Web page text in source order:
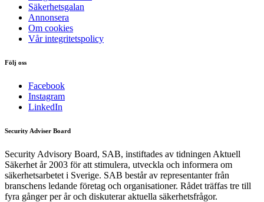
Säkerhetsgalan
Annonsera
Om cookies
Vår integritetspolicy
Följ oss
Facebook
Instagram
LinkedIn
Security Adviser Board
Security Advisory Board, SAB, instiftades av tidningen Aktuell
Säkerhet år 2003 för att stimulera, utveckla och informera om
säkerhetsarbetet i Sverige. SAB består av representanter från
branschens ledande företag och organisationer. Rådet träffas tre till
fyra gånger per år och diskuterar aktuella säkerhetsfrågor.